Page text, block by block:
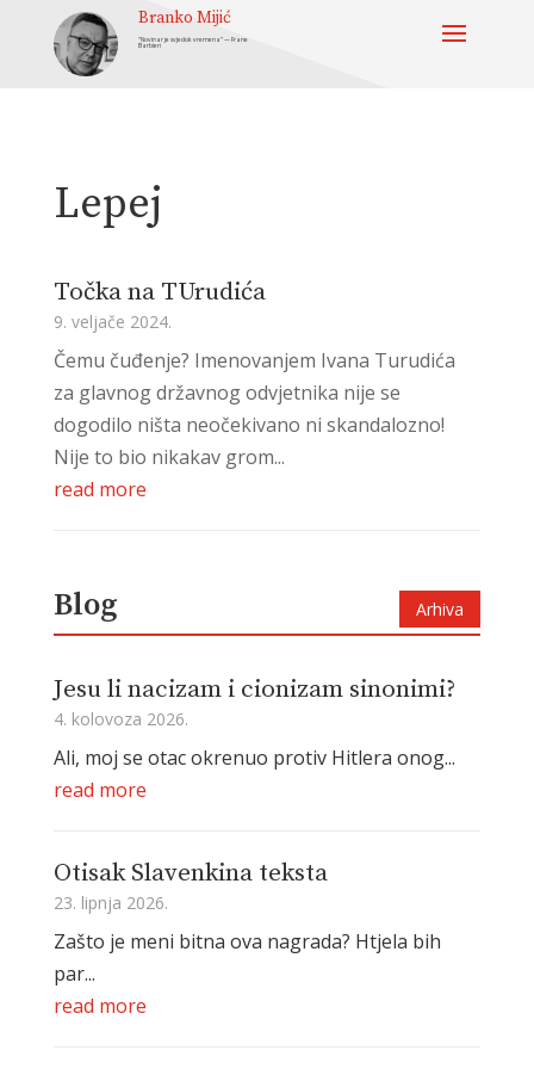
Branko Mijić
“Novinar je svjedok vremena” — Frane
Barbieri
Lepej
Točka na TUrudića
9. veljače 2024.
Čemu čuđenje? Imenovanjem Ivana Turudića
za glavnog državnog odvjetnika nije se
dogodilo ništa neočekivano ni skandalozno!
Nije to bio nikakav grom...
read more
Blog Arhiva
Jesu li nacizam i cionizam sinonimi?
4. kolovoza 2026.
Ali, moj se otac okrenuo protiv Hitlera onog...
read more
Otisak Slavenkina teksta
23. lipnja 2026.
Zašto je meni bitna ova nagrada? Htjela bih
par...
read more